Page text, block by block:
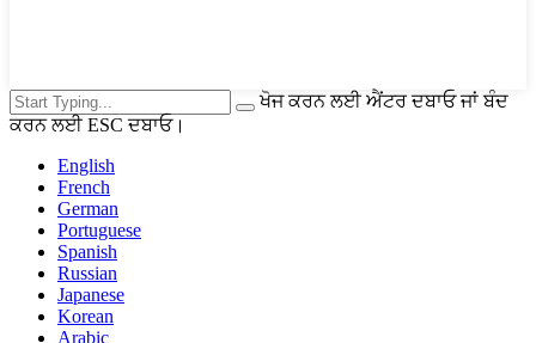
ਖੋਜ ਕਰਨ ਲਈ ਐਂਟਰ ਦਬਾਓ ਜਾਂ ਬੰਦ
ਕਰਨ ਲਈ ESC ਦਬਾਓ।
English
French
German
Portuguese
Spanish
Russian
Japanese
Korean
Arabic